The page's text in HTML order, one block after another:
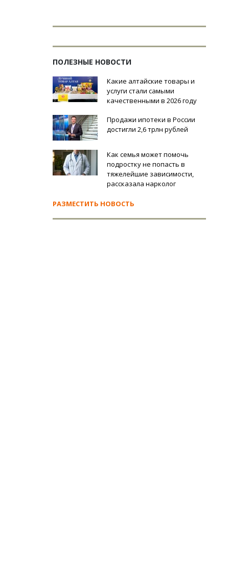
ПОЛЕЗНЫЕ НОВОСТИ
Какие алтайские товары и
услуги стали самыми
качественными в 2026 году
Продажи ипотеки в России
достигли 2,6 трлн рублей
Как семья может помочь
подростку не попасть в
тяжелейшие зависимости,
рассказала нарколог
РАЗМЕСТИТЬ НОВОСТЬ